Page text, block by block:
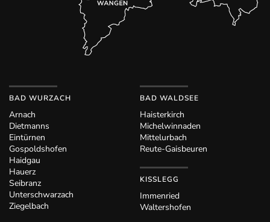
BAD WURZACH
Arnach
Dietmanns
Eintürnen
Gospoldshofen
Haidgau
Hauerz
Seibranz
Unterschwarzach
Ziegelbach
BAD WALDSEE
Haisterkirch
Michelwinnaden
Mittelurbach
Reute-Gaisbeuren
KISSLEGG
Immenried
Waltershofen